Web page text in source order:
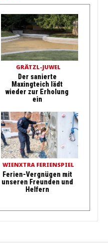
GRÄTZL-JUWEL
Der sanierte
Maxingteich lädt
wieder zur Erholung
ein
WIENXTRA FERIENSPIEL
Ferien-Vergnügen mit
unseren Freunden und
Helfern